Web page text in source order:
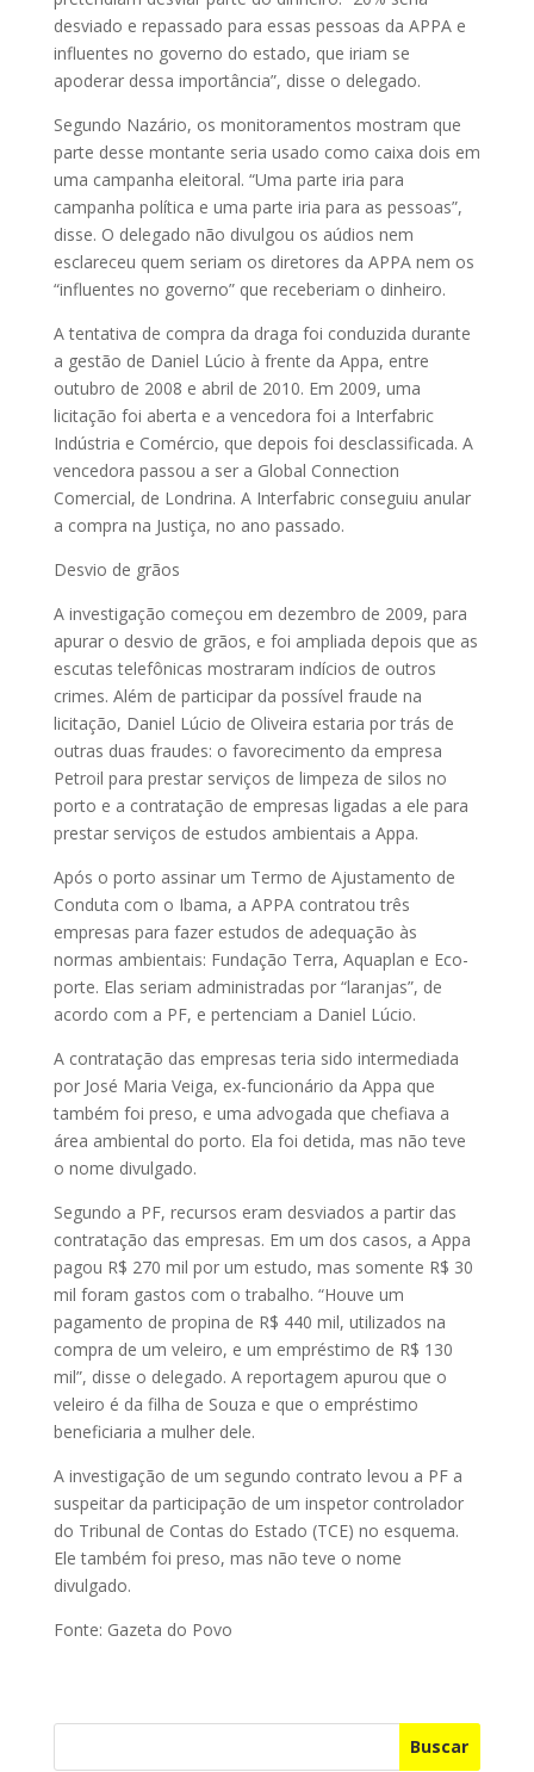
desviado e repassado para essas pessoas da APPA e
influentes no governo do estado, que iriam se
apoderar dessa importância”, disse o delegado.
Segundo Nazário, os monitoramentos mostram que
parte desse montante seria usado como caixa dois em
uma campanha eleitoral. “Uma parte iria para
campanha política e uma parte iria para as pessoas”,
disse. O delegado não divulgou os aúdios nem
esclareceu quem seriam os diretores da APPA nem os
“influentes no governo” que receberiam o dinheiro.
A tentativa de compra da draga foi conduzida durante
a gestão de Daniel Lúcio à frente da Appa, entre
outubro de 2008 e abril de 2010. Em 2009, uma
licitação foi aberta e a vencedora foi a Inter­­fabric
Indústria e Comércio, que depois foi desclassificada. A
vencedora passou a ser a Global Connec­­tion
Comercial, de Londrina. A Interfabric conseguiu anular
a compra na Justiça, no ano passado.
Desvio de grãos
A investigação começou em de­­zem­bro de 2009, para
apurar o desvio de grãos, e foi ampliada depois que as
escutas telefônicas mostraram indícios de outros
crimes. Além de participar da possível fraude na
licitação, Daniel Lúcio de Oliveira estaria por trás de
outras duas fraudes: o favorecimento da em­­presa
Petroil para prestar serviços de limpeza de silos no
porto e a contratação de empresas ligadas a ele para
prestar serviços de estudos ambientais a Appa.
Após o porto assinar um Termo de Ajustamento de
Conduta com o Ibama, a APPA contratou três
empresas para fazer estudos de adequação às
normas am­­bientais: Fundação Terra, Aqua­­plan e Eco­­
porte. Elas seriam administradas por “laranjas”, de
acordo com a PF, e pertenciam a Daniel Lúcio.
A contratação das empresas teria sido intermediada
por José Maria Veiga, ex-funcionário da Appa que
também foi preso, e uma advogada que chefiava a
área am­­biental do porto. Ela foi detida, mas não teve
o nome divulgado.
Segundo a PF, recursos eram desviados a partir das
contratação das empresas. Em um dos casos, a Appa
pa­­gou R$ 270 mil por um estudo, mas somente R$ 30
mil foram gastos com o trabalho. “Houve um
pagamento de propina de R$ 440 mil, utilizados na
compra de um veleiro, e um empréstimo de R$ 130
mil”, disse o delegado. A reportagem apurou que o
veleiro é da filha de Souza e que o em­­préstimo
beneficiaria a mulher dele.
A investigação de um segundo contrato levou a PF a
suspeitar da participação de um inspetor controlador
do Tribunal de Contas do Estado (TCE) no esquema.
Ele também foi preso, mas não teve o nome
divulgado.
Fonte: Gazeta do Povo
Buscar